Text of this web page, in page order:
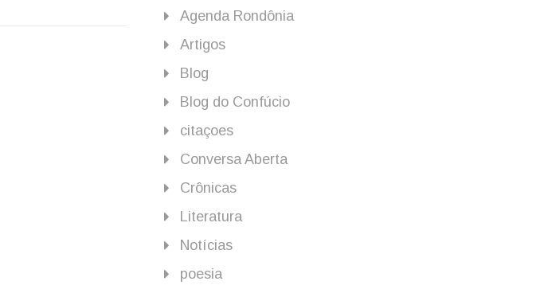
Agenda Rondônia
Artigos
Blog
Blog do Confúcio
citaçoes
Conversa Aberta
Crônicas
Literatura
Notícias
poesia